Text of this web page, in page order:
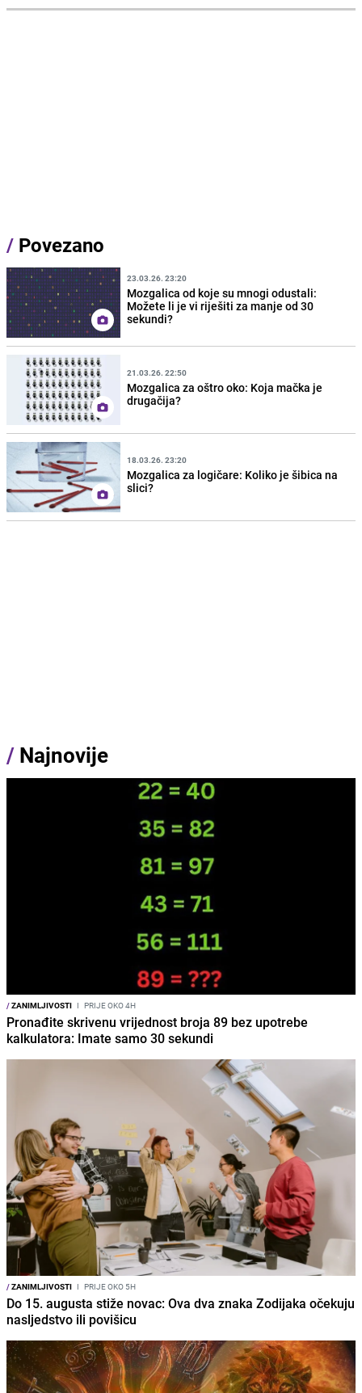
/ Povezano
23.03.26. 23:20
Mozgalica od koje su mnogi odustali:
Možete li je vi riješiti za manje od 30
sekundi?
21.03.26. 22:50
Mozgalica za oštro oko: Koja mačka je
drugačija?
18.03.26. 23:20
Mozgalica za logičare: Koliko je šibica na
slici?
/ Najnovije
/ZANIMLJIVOSTI I PRIJE OKO 4H
Pronađite skrivenu vrijednost broja 89 bez upotrebe
kalkulatora: Imate samo 30 sekundi
/ZANIMLJIVOSTI I PRIJE OKO 5H
Do 15. augusta stiže novac: Ova dva znaka Zodijaka očekuju
nasljedstvo ili povišicu